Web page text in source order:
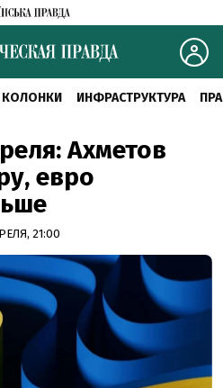
КОЛОНКИ ИНФРАСТРУКТУРА
Ахметов
евро
21:00